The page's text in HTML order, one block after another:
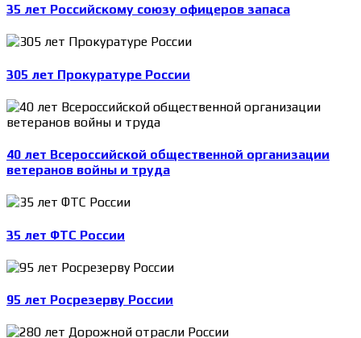
35 лет Российскому союзу офицеров запаса
305 лет Прокуратуре России
40 лет Всероссийской общественной организации
ветеранов войны и труда
35 лет ФТС России
95 лет Росрезерву России